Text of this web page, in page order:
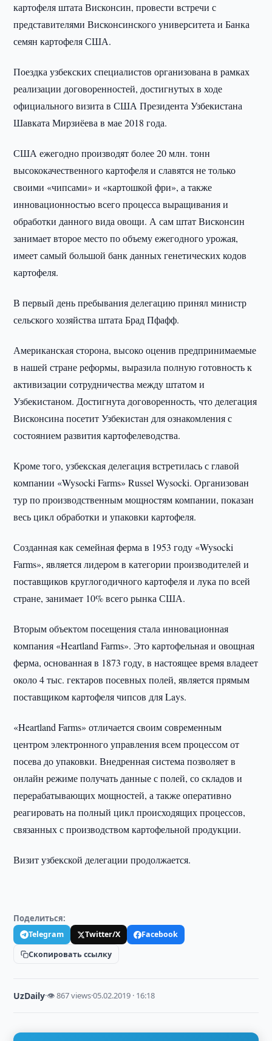
картофеля штата Висконсин, провести встречи с
представителями Висконсинского университета и Банка
семян картофеля США.
Поездка узбекских специалистов организована в рамках
реализации договоренностей, достигнутых в ходе
официального визита в США Президента Узбекистана
Шавката Мирзиёева в мае 2018 года.
США ежегодно производят более 20 млн. тонн
высококачественного картофеля и славятся не только
своими «чипсами» и «картошкой фри», а также
инновационностью всего процесса выращивания и
обработки данного вида овощи. А сам штат Висконсин
занимает второе место по объему ежегодного урожая,
имеет самый большой банк данных генетических кодов
картофеля.
В первый день пребывания делегацию принял министр
сельского хозяйства штата Брад Пфафф.
Американская сторона, высоко оценив предпринимаемые
в нашей стране реформы, выразила полную готовность к
активизации сотрудничества между штатом и
Узбекистаном. Достигнута договоренность, что делегация
Висконсина посетит Узбекистан для ознакомления с
состоянием развития картофелеводства.
Кроме того, узбекская делегация встретилась с главой
компании «Wysocki Farms» Russel Wysocki. Организован
тур по производственным мощностям компании, показан
весь цикл обработки и упаковки картофеля.
Созданная как семейная ферма в 1953 году «Wysocki
Farms», является лидером в категории производителей и
поставщиков круглогодичного картофеля и лука по всей
стране, занимает 10% всего рынка США.
Вторым объектом посещения стала инновационная
компания «Heartland Farms». Это картофельная и овощная
ферма, основанная в 1873 году, в настоящее время владеет
около 4 тыс. гектаров посевных полей, является прямым
поставщиком картофеля чипсов для Lays.
«Heartland Farms» отличается своим современным
центром электронного управления всем процессом от
посева до упаковки. Внедренная система позволяет в
онлайн режиме получать данные с полей, со складов и
перерабатывающих мощностей, а также оперативно
реагировать на полный цикл происходящих процессов,
связанных с производством картофельной продукции.
Визит узбекской делегации продолжается.
Поделиться:
Telegram Twitter/X
Facebook
Скопировать ссылку
UzDaily·👁 867 views·05.02.2019 · 16:18